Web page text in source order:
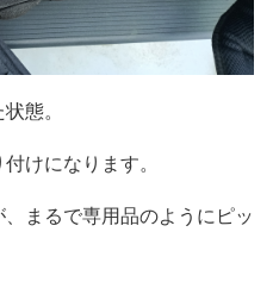
態。
けになります。
まるで専用品のようにピッ